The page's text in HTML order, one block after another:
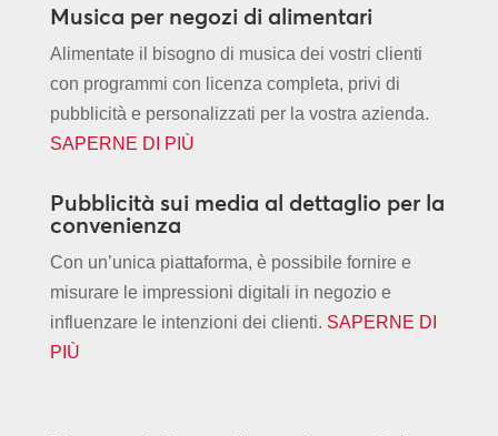
Musica per negozi di alimentari
Alimentate il bisogno di musica dei vostri clienti
con programmi con licenza completa, privi di
pubblicità e personalizzati per la vostra azienda.
SAPERNE DI PIÙ
Pubblicità sui media al dettaglio per la
convenienza
Con un’unica piattaforma, è possibile fornire e
misurare le impressioni digitali in negozio e
influenzare le intenzioni dei clienti. SAPERNE DI
PIÙ